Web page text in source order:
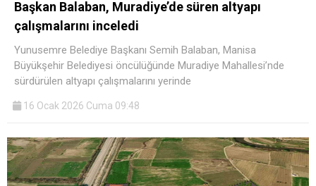
Başkan Balaban, Muradiye’de süren altyapı
çalışmalarını inceledi
Yunusemre Belediye Başkanı Semih Balaban, Manisa
Büyükşehir Belediyesi öncülüğünde Muradiye Mahallesi’nde
sürdürülen altyapı çalışmalarını yerinde
16 Ocak 2026 Cuma 09:48